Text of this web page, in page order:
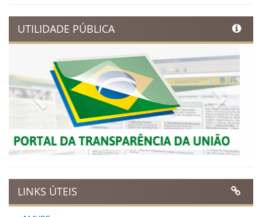
Ibimirim inicia contagem
regressiva para o Dia
Municipal do Evangélico 2026
Publicado em: 9 de março de 2026
VER TODAS NOTÍCIAS
UTILIDADE PÚBLICA
Previous Next